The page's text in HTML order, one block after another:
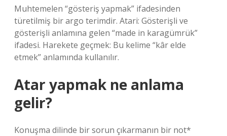
Muhtemelen “gösteriş yapmak” ifadesinden
türetilmiş bir argo terimdir. Atari: Gösterişli ve
gösterişli anlamına gelen “made in karagümrük”
ifadesi. Harekete geçmek: Bu kelime “kâr elde
etmek” anlamında kullanılır.
Atar yapmak ne anlama
gelir?
Konuşma dilinde bir sorun çıkarmanın bir not*